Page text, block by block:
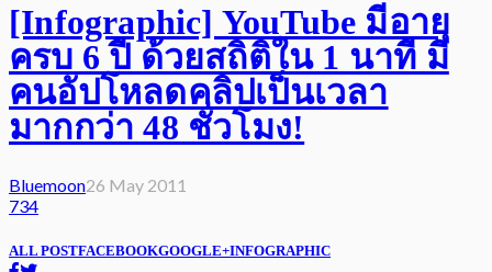
[Infographic] YouTube มีอายุ
ครบ 6 ปี ด้วยสถิติใน 1 นาที มี
คนอัปโหลดคลิปเป็นเวลา
มากกว่า 48 ชั่วโมง!
Bluemoon26 May 2011
734
ALL POSTFACEBOOKGOOGLE+INFOGRAPHIC